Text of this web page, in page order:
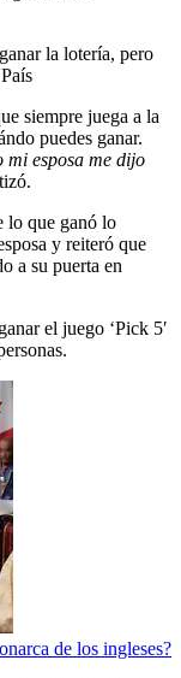
la lotería, pero
siempre juega a la
puedes ganar.
mi esposa me dijo
lo que ganó lo
y reiteró que
a su puerta en
el juego ‘Pick 5′
de los ingleses?